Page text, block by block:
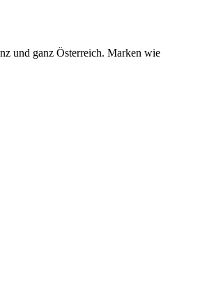
und ganz Österreich. Marken wie